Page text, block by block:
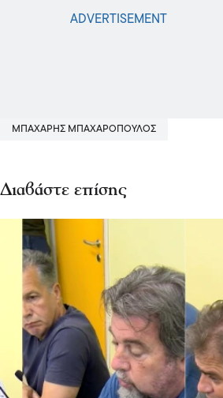
ΜΠΑΧΑΡΗΣ ΜΠΑΧΑΡΟΠΟΥΛΟΣ
Διαβάστε επίσης